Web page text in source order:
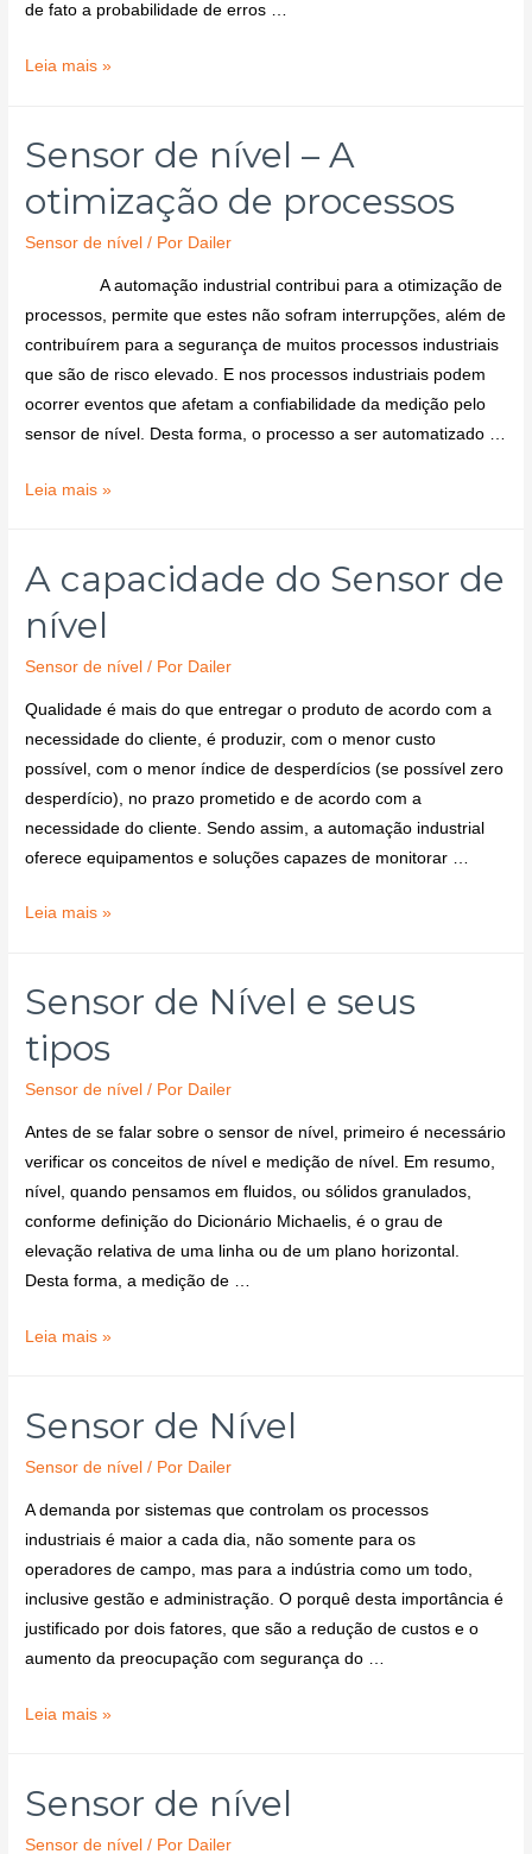
de fato a probabilidade de erros …
Leia mais »
Sensor de nível – A
otimização de processos
Sensor de nível / Por Dailer
A automação industrial contribui para a otimização de
processos, permite que estes não sofram interrupções, além de
contribuírem para a segurança de muitos processos industriais
que são de risco elevado. E nos processos industriais podem
ocorrer eventos que afetam a confiabilidade da medição pelo
sensor de nível. Desta forma, o processo a ser automatizado …
Leia mais »
A capacidade do Sensor de
nível
Sensor de nível / Por Dailer
Qualidade é mais do que entregar o produto de acordo com a
necessidade do cliente, é produzir, com o menor custo
possível, com o menor índice de desperdícios (se possível zero
desperdício), no prazo prometido e de acordo com a
necessidade do cliente. Sendo assim, a automação industrial
oferece equipamentos e soluções capazes de monitorar …
Leia mais »
Sensor de Nível e seus
tipos
Sensor de nível / Por Dailer
Antes de se falar sobre o sensor de nível, primeiro é necessário
verificar os conceitos de nível e medição de nível. Em resumo,
nível, quando pensamos em fluidos, ou sólidos granulados,
conforme definição do Dicionário Michaelis, é o grau de
elevação relativa de uma linha ou de um plano horizontal.
Desta forma, a medição de …
Leia mais »
Sensor de Nível
Sensor de nível / Por Dailer
A demanda por sistemas que controlam os processos
industriais é maior a cada dia, não somente para os
operadores de campo, mas para a indústria como um todo,
inclusive gestão e administração. O porquê desta importância é
justificado por dois fatores, que são a redução de custos e o
aumento da preocupação com segurança do …
Leia mais »
Sensor de nível
Sensor de nível / Por Dailer